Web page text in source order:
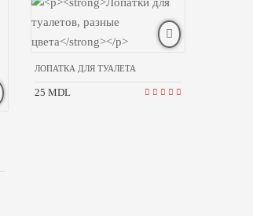
ЛОПАТКА ДЛЯ ТУАЛЕТА
25 MDL